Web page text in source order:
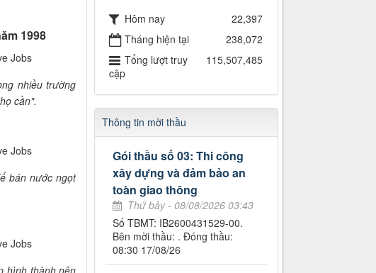
1998
nhiều trường
cần".
bán nước ngọt
hình thành nên
Hôm nay
22,397
Tháng hiện tại
238,072
Tổng lượt truy
cập
115,507,485
Thông tin mời thầu
Gói thầu số 03: Thi công
xây dựng và đảm bảo an
toàn giao thông
Thứ bảy - 08/08/2026 03:43
Số TBMT: IB2600431529-00.
Bên mời thầu: . Đóng thầu:
08:30 17/08/26